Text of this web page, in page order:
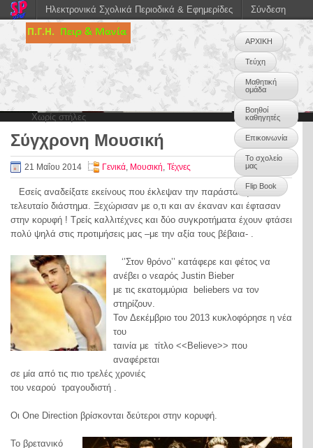
ΑΡΧΙΚΗ
Τεύχη
Μαθητική
ομάδα
Βοηθοί
καθηγητές
Επικοινωνία
Το σχολείο
μας
Flip Book
Χωρίς στήλες
0
Σύγχρονη Μουσική
21 Μαΐου 2014 Γενικά, Μουσική, Τέχνες
Εσείς αναδείξατε εκείνους που έκλεψαν την παράσταση το
τελευταίο διάστημα. Ξεχώρισαν με ο,τι και αν έκαναν και έφτασαν
στην κορυφή ! Τρείς καλλιτέχνες και δύο συγκροτήματα έχουν φτάσει
πολύ ψηλά στις προτιμήσεις μας –με την αξία τους βέβαια- .
‘’Στον θρόνο’’ κατάφερε και φέτος να
ανέβει ο νεαρός Justin Bieber
με τις εκατομμύρια beliebers να τον
στηρίζουν.
Τον Δεκέμβριο του 2013 κυκλοφόρησε η νέα
του
ταινία με τίτλο <<Believe>> που
αναφέρεται
σε μία από τις πιο τρελές χρονιές
του νεαρού τραγουδιστή .
Οι One Direction βρίσκονται δεύτεροι στην κορυφή.
Το βρετανικό
Ηλεκτρονικά Σχολικά Περιοδικά & Εφημερίδες Σύνδεση